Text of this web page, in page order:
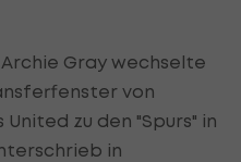
Gray wechselte
von
zu den "Spurs" in
in